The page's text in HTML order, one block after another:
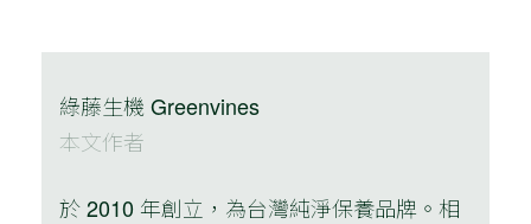
綠藤生機 Greenvines
本文作者
於 2010 年創立，為台灣純淨保養品牌。相